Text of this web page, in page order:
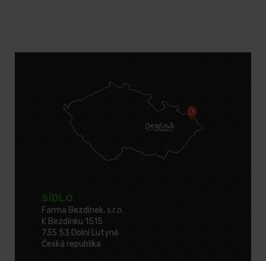
SÍDLO
Farma Bezdínek, s.r.o.
K Bezdínku 1515
735 53 Dolní Lutyně
Česká republika